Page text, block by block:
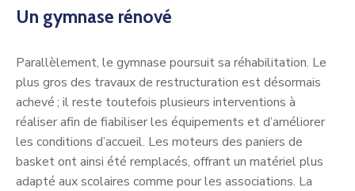
Un gymnase rénové
Parallèlement, le gymnase poursuit sa réhabilitation. Le
plus gros des travaux de restructuration est désormais
achevé ; il reste toutefois plusieurs interventions à
réaliser afin de fiabiliser les équipements et d’améliorer
les conditions d’accueil. Les moteurs des paniers de
basket ont ainsi été remplacés, offrant un matériel plus
adapté aux scolaires comme pour les associations. La